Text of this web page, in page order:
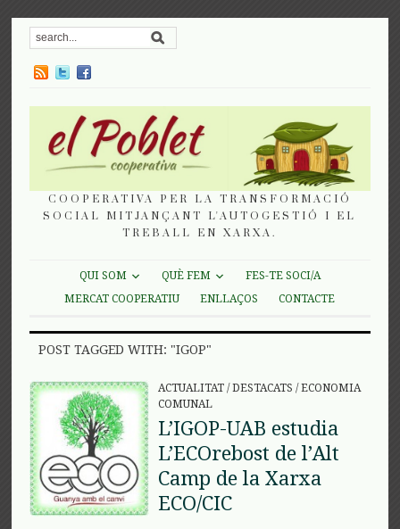
COOPERATIVA PER LA TRANSFORMACIÓ
SOCIAL MITJANÇANT L'AUTOGESTIÓ I EL
TREBALL EN XARXA.
QUI SOM QUÈ FEM
FES-TE SOCI/A
MERCAT COOPERATIU
ENLLAÇOS CONTACTE
POST TAGGED WITH: "IGOP"
ACTUALITAT/DESTACATS /ECONOMIA
COMUNAL
L’IGOP-UAB estudia
L’ECOrebost de l’Alt
Camp de la Xarxa
ECO/CIC